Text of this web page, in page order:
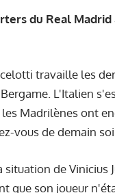
du Real
travaille les
L'Italien
les Madrilènes ont
vous de demain
de Vinicius
que son joueur